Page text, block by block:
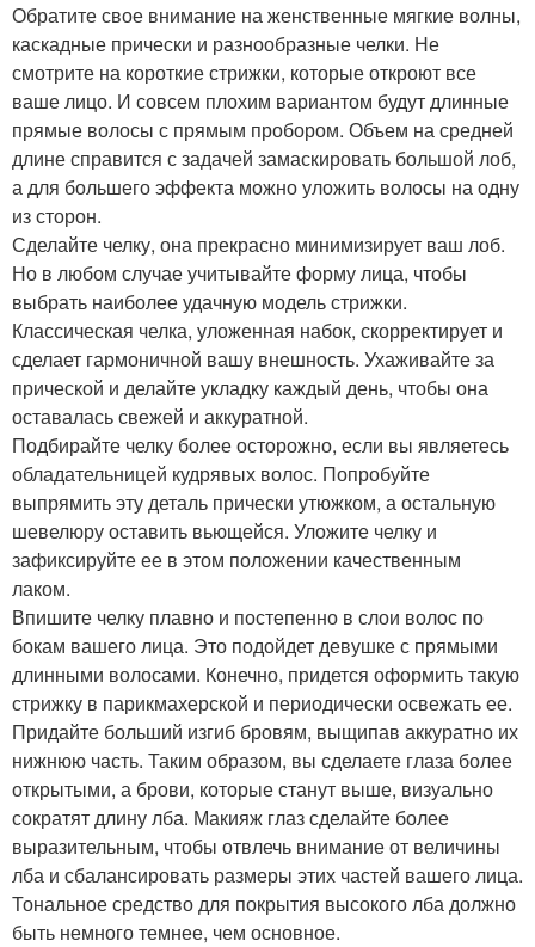
Обратите свое внимание на женственные мягкие волны,
каскадные прически и разнообразные челки. Не
смотрите на короткие стрижки, которые откроют все
ваше лицо. И совсем плохим вариантом будут длинные
прямые волосы с прямым пробором. Объем на средней
длине справится с задачей замаскировать большой лоб,
а для большего эффекта можно уложить волосы на одну
из сторон.
Сделайте челку, она прекрасно минимизирует ваш лоб.
Но в любом случае учитывайте форму лица, чтобы
выбрать наиболее удачную модель стрижки.
Классическая челка, уложенная набок, скорректирует и
сделает гармоничной вашу внешность. Ухаживайте за
прической и делайте укладку каждый день, чтобы она
оставалась свежей и аккуратной.
Подбирайте челку более осторожно, если вы являетесь
обладательницей кудрявых волос. Попробуйте
выпрямить эту деталь прически утюжком, а остальную
шевелюру оставить вьющейся. Уложите челку и
зафиксируйте ее в этом положении качественным
лаком.
Впишите челку плавно и постепенно в слои волос по
бокам вашего лица. Это подойдет девушке с прямыми
длинными волосами. Конечно, придется оформить такую
стрижку в парикмахерской и периодически освежать ее.
Придайте больший изгиб бровям, выщипав аккуратно их
нижнюю часть. Таким образом, вы сделаете глаза более
открытыми, а брови, которые станут выше, визуально
сократят длину лба. Макияж глаз сделайте более
выразительным, чтобы отвлечь внимание от величины
лба и сбалансировать размеры этих частей вашего лица.
Тональное средство для покрытия высокого лба должно
быть немного темнее, чем основное.